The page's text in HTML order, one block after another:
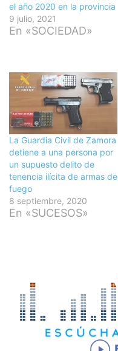
el año 2020 en la provincia
9 julio, 2021
En «SOCIEDAD»
La Guardia Civil de Zamora
detiene a una persona por
un supuesto delito de
tenencia ilícita de armas de
fuego
8 septiembre, 2020
En «SUCESOS»